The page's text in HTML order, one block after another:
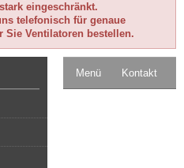
eingeschränkt.
telefonisch für genaue
Sie Ventilatoren bestellen.
Menü Kontakt